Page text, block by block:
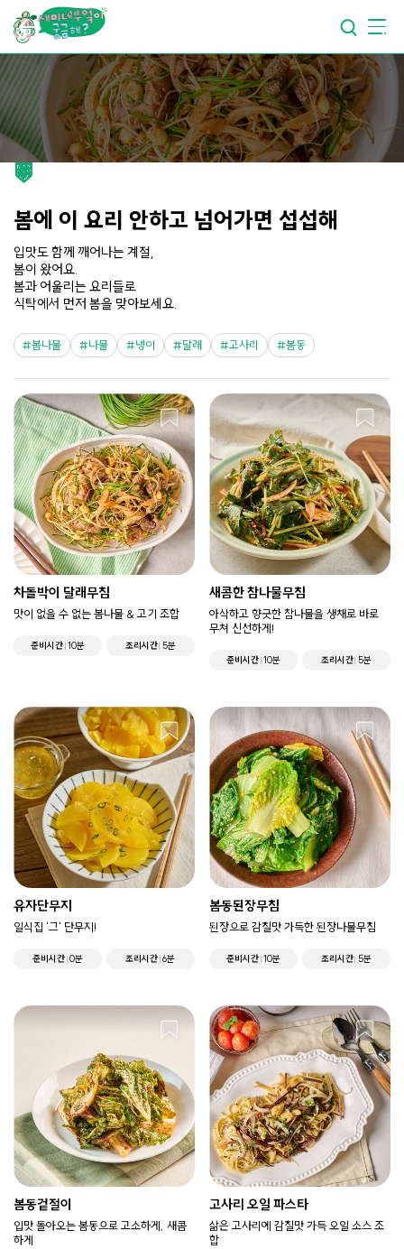
요리가건강해지는부엌
요리가쉬워지는부엌
봄에 이 요리 안하고 넘어가면 섭섭해
입맛도 함께 깨어나는 계절,
봄이 왔어요.
봄과 어울리는 요리들로
식탁에서 먼저 봄을 맞아보세요.
봄나물 나물 냉이 달래 고사리 봄동
차돌박이 달래무침
맛이 없을 수 없는 봄나물 & 고기 조합
준비시간 10분 조리시간 5분
새콤한 참나물무침
아삭하고 향긋한 참나물을 생채로 바로
무쳐 신선하게!
준비시간 10분 조리시간 5분
유자단무지
일식집 '그' 단무지!
준비시간 0분 조리시간 6분
봄동된장무침
된장으로 감칠맛 가득한 된장나물무침
준비시간 10분 조리시간 5분
봄동겉절이
입맛 돌아오는 봄동으로 고소하게, 새콤
하게
고사리 오일 파스타
삶은 고사리에 감칠맛 가득 오일 소스 조
합